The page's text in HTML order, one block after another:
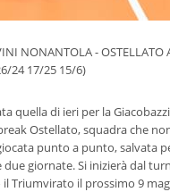
NONANTOLA - OSTELLATO
24 17/25 15/6)
quella di ieri per la
Ostellato, squadra che
punto a punto, salvata
due giornate. Si inizierà dal
il Triumvirato il prossimo 9